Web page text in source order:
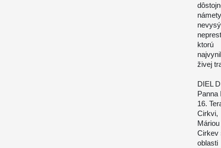
ktorú
živej
DIEL
Panna
16.
Cirkev